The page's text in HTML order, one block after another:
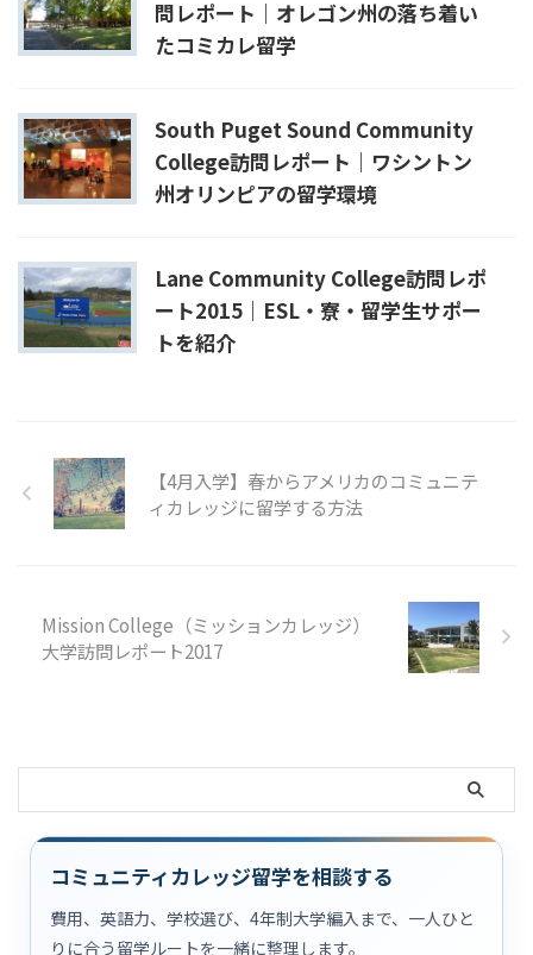
問レポート｜オレゴン州の落ち着い
たコミカレ留学
South Puget Sound Community
College訪問レポート｜ワシントン
州オリンピアの留学環境
Lane Community College訪問レポ
ート2015｜ESL・寮・留学生サポー
トを紹介
【4月入学】春からアメリカのコミュニテ
ィカレッジに留学する方法
Mission College（ミッションカレッジ）
大学訪問レポート2017
コミュニティカレッジ留学を相談する
費用、英語力、学校選び、4年制大学編入まで、一人ひと
りに合う留学ルートを一緒に整理します。